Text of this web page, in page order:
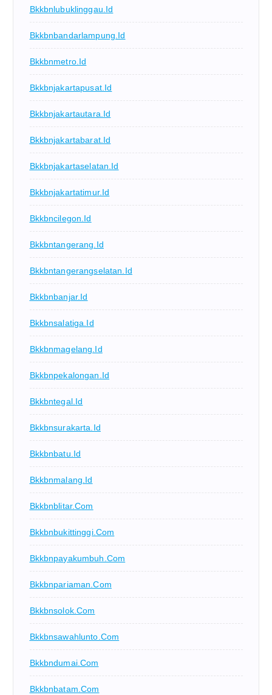
Bkkbnlubuklinggau.id
Bkkbnbandarlampung.id
Bkkbnmetro.id
Bkkbnjakartapusat.id
Bkkbnjakartautara.id
Bkkbnjakartabarat.id
Bkkbnjakartaselatan.id
Bkkbnjakartatimur.id
Bkkbncilegon.id
Bkkbntangerang.id
Bkkbntangerangselatan.id
Bkkbnbanjar.id
Bkkbnsalatiga.id
Bkkbnmagelang.id
Bkkbnpekalongan.id
Bkkbntegal.id
Bkkbnsurakarta.id
Bkkbnbatu.id
Bkkbnmalang.id
Bkkbnblitar.com
Bkkbnbukittinggi.com
Bkkbnpayakumbuh.com
Bkkbnpariaman.com
Bkkbnsolok.com
Bkkbnsawahlunto.com
Bkkbndumai.com
Bkkbnbatam.com